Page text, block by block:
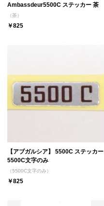
Ambassdeur5500C ステッカー 茶
（茶）
￥825
【アブガルシア】 5500C ステッカー
5500C文字のみ
（5500C文字のみ）
￥825